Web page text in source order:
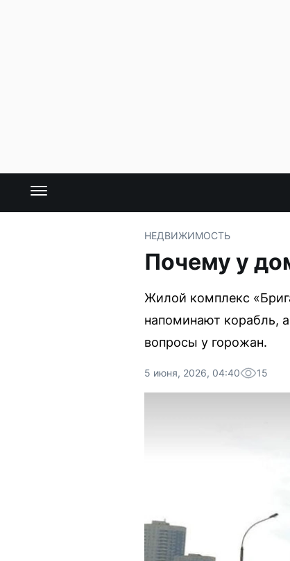
НЕДВИЖИМОСТЬ
Почему у
Жилой комплекс
напоминают корабль,
вопросы у горожан.
5 июня, 2026, 04:40 15